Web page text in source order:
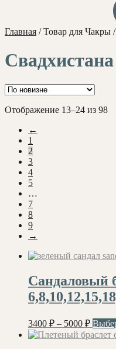
Главная /Товар для Чакры /
Свадхистана
Отображение 13–24 из 98
←
1
2
3
4
5
…
7
8
9
→
Сандаловый
3400 ₽ – 5000 ₽
цен: